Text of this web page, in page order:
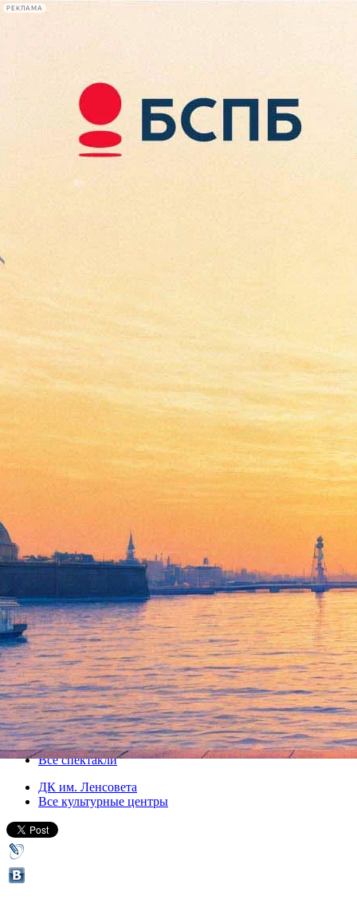
РЕКЛАМА
Сегодня:
2026.08.08
17:23
Афиша Plus
Павел Воля с программой
«Stand up show»
20 апреля 2012, пятница,19.00
Версия для печати
Все спектакли
ДК им. Ленсовета
Все культурные центры